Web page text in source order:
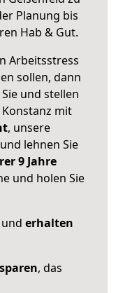
Planung bis
Hab & Gut.
Arbeitsstress
sollen, dann
und stellen
Konstanz mit
, unsere
lehnen Sie
9 Jahre
und holen Sie
erhalten
, das